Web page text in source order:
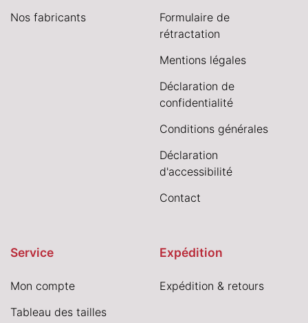
Nos fabricants
Formulaire de
rétractation
Mentions légales
Déclaration de
confidentialité
Conditions générales
Déclaration
d'accessibilité
Contact
Service
Mon compte
Tableau des tailles
Expédition
Expédition & retours